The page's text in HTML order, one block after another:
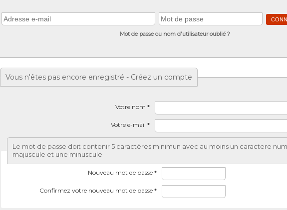
Mot de passe ou nom d'utilisateur oublié ?
Vous n'êtes pas encore enregistré - Créez un compte
Votre nom *
Votre e-mail *
Le mot de passe doit contenir 5 caractères minimun avec au moins un caractere
majuscule et une minuscule
Nouveau mot de passe *
Confirmez votre nouveau mot de passe *